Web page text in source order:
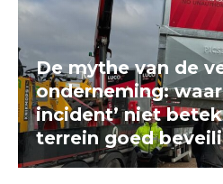
De mythe van de
onderneming:
incident’ niet
terrein goed